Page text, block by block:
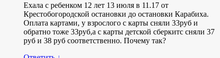
Ехала с ребенком 12 лет 13 июля в 11.17 от
Крестобогородской остановки до остановки Карабиха.
Оплата картами, у взрослого с карты сняли 33руб и
обратно тоже 33руб,а с карты детской сберкитс сняли 37
руб и 38 руб соответственно. Почему так?